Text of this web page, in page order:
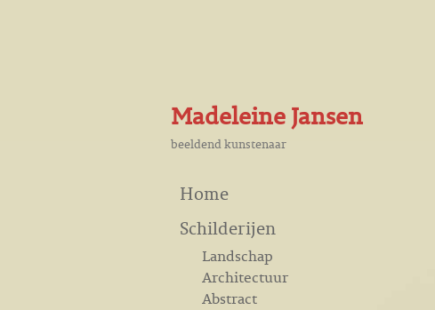
Madeleine Jansen
beeldend kunstenaar
Home
Schilderijen
Landschap
Architectuur
Abstract